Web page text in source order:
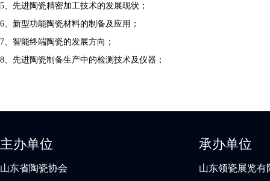
5 、先进陶瓷精密加工技术的发展现状；
6 、新型功能陶瓷材料的制备及应用；
7 、智能终端陶瓷的发展方向；
8
先进陶瓷制备生产中的检测技术及仪器；
主办单位
山东省陶瓷协会
承办单位
山东领瓷展览有